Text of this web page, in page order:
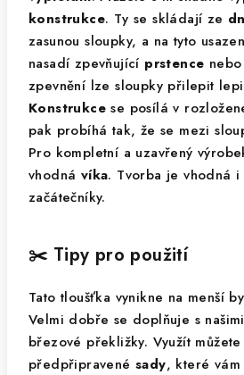
konstrukce. Ty se skládají ze
zasunou sloupky, a na tyto
nasadí zpevňující prstence
zpevnění lze sloupky přilepit
Konstrukce se posílá v
pak probíhá tak, že se mezi
Pro kompletní a uzavřený
vhodná víka. Tvorba je vhodná
začátečníky.
✂️ Tipy pro použití
Tato tloušťka vynikne na menší
Velmi dobře se doplňuje s
březové překližky. Využít
předpřipravené sady, které vám